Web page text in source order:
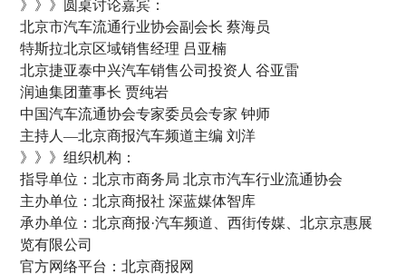
》》》圆桌讨论嘉宾：
北京市汽车流通行业协会副会长 蔡海员
特斯拉北京区域销售经理 吕亚楠
北京捷亚泰中兴汽车销售公司投资人 谷亚雷
润迪集团董事长 贾纯岩
中国汽车流通协会专家委员会专家 钟师
主持人—北京商报汽车频道主编 刘洋
》》》组织机构：
指导单位：北京市商务局 北京市汽车行业流通协会
主办单位：北京商报社 深蓝媒体智库
承办单位：北京商报·汽车频道、西街传媒、北京京惠展
览有限公司
官方网络平台：北京商报网